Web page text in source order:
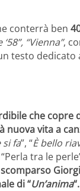
conterrà ben
“Vienna”,
testo dedicato
che copre
nuova vita a
si fa”, “È bello
tra le
di “Un’anima“.